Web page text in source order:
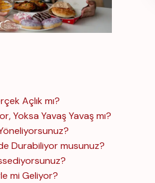
Açlık mı?
Yoksa Yavaş Yavaş mı?
Durabiliyor musunuz?
mi Geliyor?